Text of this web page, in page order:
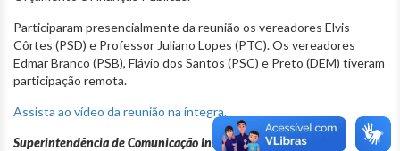
Participaram presencialmente da reunião os vereadores Elvis
Côrtes (PSD) e Professor Juliano Lopes (PTC). Os vereadores
Edmar Branco (PSB), Flávio dos Santos (PSC) e Preto (DEM) tiveram
participação remota.
Assista ao vídeo da reunião na íntegra.
Superintendência de Comunicação Institucional